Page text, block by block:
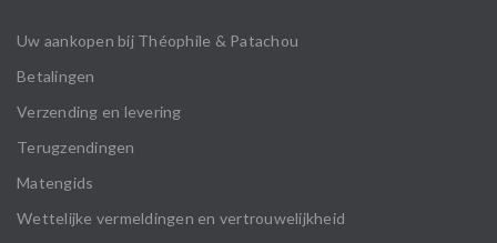
Uw aankopen bij Théophile & Patachou
Betalingen
Verzending en levering
Terugzendingen
Matengids
Wettelijke vermeldingen en vertrouwelijkheid